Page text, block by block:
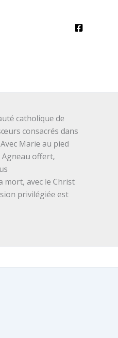
catholique de
consacrés dans
Marie au pied
offert,
mort, avec le Christ
privilégiée est